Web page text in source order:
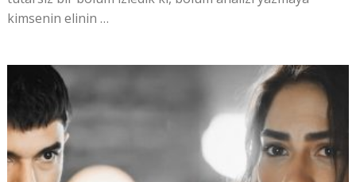
kimsenin elinin …